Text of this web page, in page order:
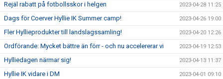
Rejäl rabatt på fotbollsskor i helgen 2023-04-28 11:25
Dags för Coerver Hyllie IK Summer camp! 2023-04-26 19:00
Fler Hyllieprodukter till landslagssamling! 2023-04-20 12:26
Ordförande: Mycket bättre än förr - och nu accelererar vi 2023-04-19 12:53
Hylliedagen närmar sig! 2023-04-13 11:37
Hyllie IK vidare i DM 2023-04-01 09:10